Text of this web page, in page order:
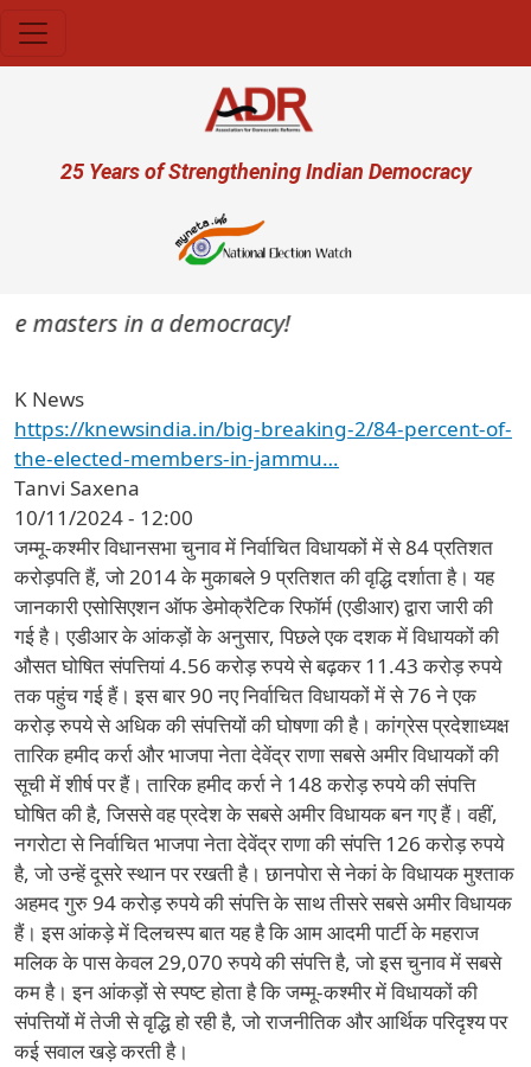
User account menu
25 Years of Strengthening Indian Democracy
masters in a democracy!
K News
https://knewsindia.in/big-breaking-2/84-percent-of-
the-elected-members-in-jammu…
Tanvi Saxena
10/11/2024 - 12:00
जम्मू-कश्मीर विधानसभा चुनाव में निर्वाचित विधायकों में से 84 प्रतिशत
करोड़पति हैं, जो 2014 के मुकाबले 9 प्रतिशत की वृद्धि दर्शाता है। यह
जानकारी एसोसिएशन ऑफ डेमोक्रैटिक रिफॉर्म (एडीआर) द्वारा जारी की
गई है। एडीआर के आंकड़ों के अनुसार, पिछले एक दशक में विधायकों की
औसत घोषित संपत्तियां 4.56 करोड़ रुपये से बढ़कर 11.43 करोड़ रुपये
तक पहुंच गई हैं। इस बार 90 नए निर्वाचित विधायकों में से 76 ने एक
करोड़ रुपये से अधिक की संपत्तियों की घोषणा की है। कांग्रेस प्रदेशाध्यक्ष
तारिक हमीद कर्रा और भाजपा नेता देवेंद्र राणा सबसे अमीर विधायकों की
सूची में शीर्ष पर हैं। तारिक हमीद कर्रा ने 148 करोड़ रुपये की संपत्ति
घोषित की है, जिससे वह प्रदेश के सबसे अमीर विधायक बन गए हैं। वहीं,
नगरोटा से निर्वाचित भाजपा नेता देवेंद्र राणा की संपत्ति 126 करोड़ रुपये
है, जो उन्हें दूसरे स्थान पर रखती है। छानपोरा से नेकां के विधायक मुश्ताक
अहमद गुरु 94 करोड़ रुपये की संपत्ति के साथ तीसरे सबसे अमीर विधायक
हैं। इस आंकड़े में दिलचस्प बात यह है कि आम आदमी पार्टी के महराज
मलिक के पास केवल 29,070 रुपये की संपत्ति है, जो इस चुनाव में सबसे
कम है। इन आंकड़ों से स्पष्ट होता है कि जम्मू-कश्मीर में विधायकों की
संपत्तियों में तेजी से वृद्धि हो रही है, जो राजनीतिक और आर्थिक परिदृश्य पर
कई सवाल खड़े करती है।